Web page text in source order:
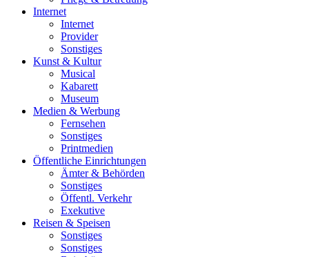
Internet
Internet
Provider
Sonstiges
Kunst & Kultur
Musical
Kabarett
Museum
Medien & Werbung
Fernsehen
Sonstiges
Printmedien
Öffentliche Einrichtungen
Ämter & Behörden
Sonstiges
Öffentl. Verkehr
Exekutive
Reisen & Speisen
Sonstiges
Sonstiges